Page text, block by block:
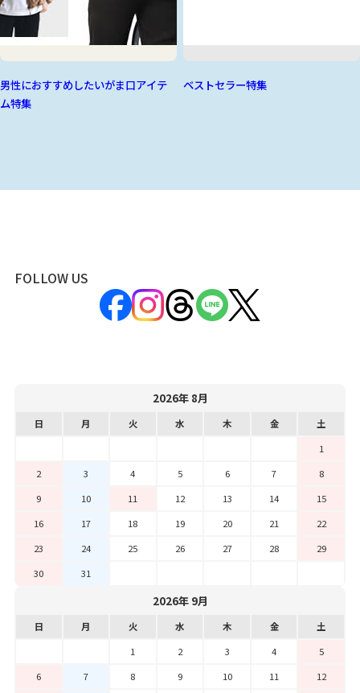
男性におすすめしたいがま口アイテ
ム特集
ベストセラー特集
FOLLOW US
2026年 8月
日 月 火 水 木 金
土
1
2
3 4 5 6 7
8
9
10 11 12 13 14
15
16
17 18 19 20 21
22
23
24 25 26 27 28
29
30
31
2026年 9月
日 月 火 水 木 金
土
1
2 3 4
5
6
7 8 9 10 11
12